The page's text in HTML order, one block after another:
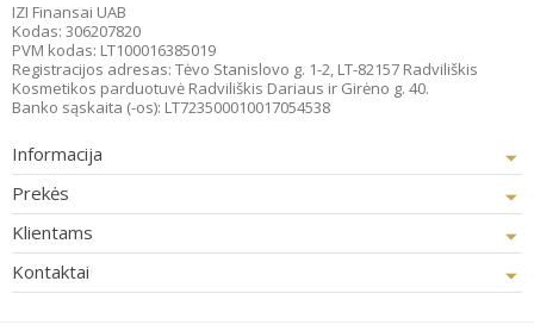
IZI Finansai UAB
Kodas: 306207820
PVM kodas: LT100016385019
Registracijos adresas: Tėvo Stanislovo g. 1-2, LT-82157 Radviliškis
Kosmetikos parduotuvė Radviliškis Dariaus ir Girėno g. 40.
Banko sąskaita (-os): LT723500010017054538
Informacija
Prekės
Klientams
Kontaktai